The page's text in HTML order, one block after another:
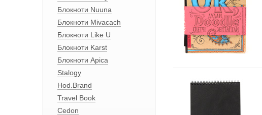
Блокноти Nuuna
Блокноти Mivacach
Блокноти Like U
Блокноти Karst
Блокноти Apica
Stalogy
Hod.Brand
Travel Book
Cedon